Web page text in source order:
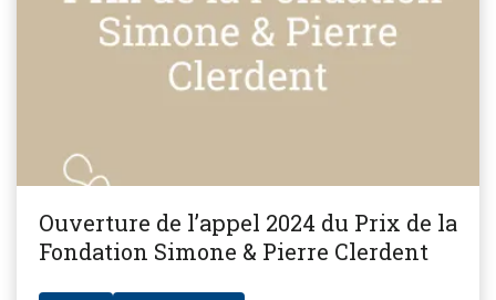
Ouverture de l’appel 2024 du Prix de la
Fondation Simone & Pierre Clerdent